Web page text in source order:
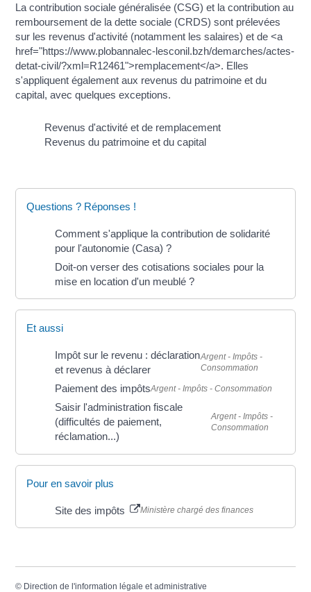
La contribution sociale généralisée (CSG) et la contribution au
remboursement de la dette sociale (CRDS) sont prélevées
sur les revenus d'activité (notamment les salaires) et de <a
href="https://www.plobannalec-lesconil.bzh/demarches/actes-
detat-civil/?xml=R12461">remplacement</a>. Elles
s'appliquent également aux revenus du patrimoine et du
capital, avec quelques exceptions.
Revenus d'activité et de remplacement
Revenus du patrimoine et du capital
Questions ? Réponses !
Comment s'applique la contribution de solidarité
pour l'autonomie (Casa) ?
Doit-on verser des cotisations sociales pour la
mise en location d'un meublé ?
Et aussi
Impôt sur le revenu : déclaration
et revenus à déclarer
Argent - Impôts -
Consommation
Paiement des impôtsArgent - Impôts - Consommation
Saisir l'administration fiscale
(difficultés de paiement,
réclamation...)
Argent - Impôts -
Consommation
Pour en savoir plus
Site des impôts Ministère chargé des finances
© Direction de l'information légale et administrative